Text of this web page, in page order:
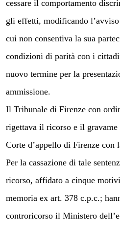
cessare il comportamento
gli effetti, modificando
cui non consentiva la sua
condizioni di parità con i
nuovo termine per la
ammissione.
Il Tribunale di Firenze con
rigettava il ricorso e il
Corte d’appello di Firenze con
Per la cassazione di tale
ricorso, affidato a cinque
memoria ex art. 378 c.p.c.;
controricorso il Ministero